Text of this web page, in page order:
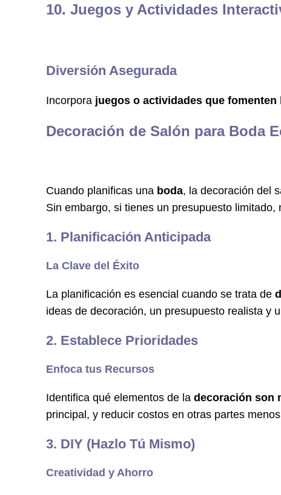
10. Juegos y Actividades
Diversión Asegurada
Incorpora juegos o actividades que fomenten
Decoración de Salón para Boda
Cuando planificas una boda, la decoración del
Sin embargo, si tienes un presupuesto
1. Planificación Anticipada
La Clave del Éxito
La planificación es esencial cuando se trata de
ideas de decoración, un presupuesto realista y
2. Establece Prioridades
Enfoca tus Recursos
Identifica qué elementos de la decoración son
principal, y reducir costos en otras partes
3. DIY (Hazlo Tú Mismo)
Creatividad y Ahorro